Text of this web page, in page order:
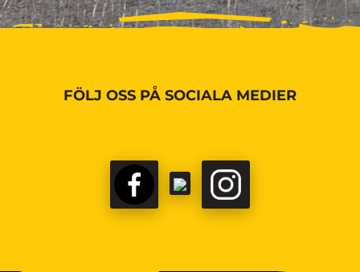
FÖLJ OSS PÅ SOCIALA MEDIER